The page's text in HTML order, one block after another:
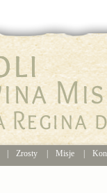
Zrosty Misje